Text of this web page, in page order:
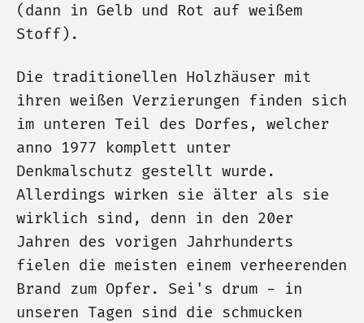
(dann in Gelb und Rot auf weißem
Stoff).
Die traditionellen Holzhäuser mit
ihren weißen Verzierungen finden sich
im unteren Teil des Dorfes, welcher
anno 1977 komplett unter
Denkmalschutz gestellt wurde.
Allerdings wirken sie älter als sie
wirklich sind, denn in den 20er
Jahren des vorigen Jahrhunderts
fielen die meisten einem verheerenden
Brand zum Opfer. Sei's drum - in
unseren Tagen sind die schmucken